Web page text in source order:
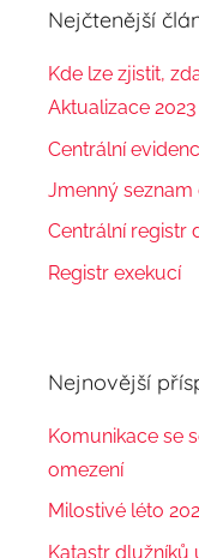
Nejčtenější
Kde lze zjistit,
Aktualizace 2023
Centrální
Jmenný
Centrální registr
Registr exekucí
Nejnovější
Komunikace se
omezení
Milostivé léto
Katastr